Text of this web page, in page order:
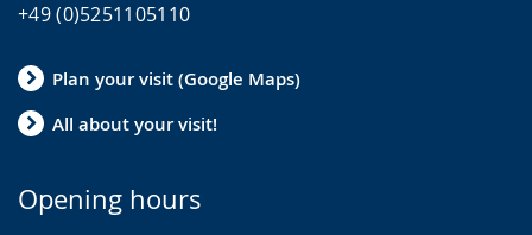
+49 (0)5251105110
Plan your visit (Google Maps)
All about your visit!
Opening hours